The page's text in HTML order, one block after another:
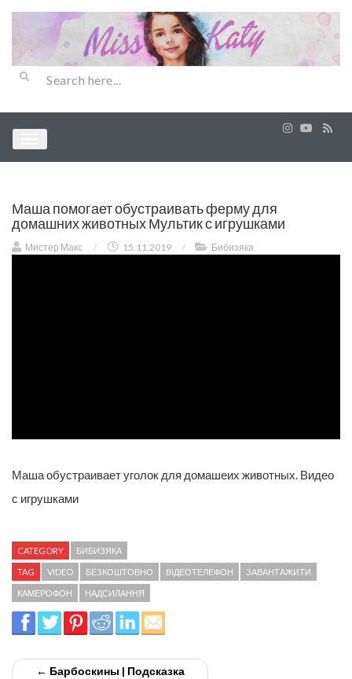
Маша помогает обустраивать ферму для
домашних животных Мультик с игрушками
Мистер Макс / 15.11.2019 / Бибизяка
Маша обустраивает уголок для домашеих животных. Видео
с игрушками
CATEGORY БИБИЗЯКА
TAG VIDEO БЕЗКОШТОВНО ВІДЕОТЕЛЕФОН ЗАВАНТАЖИТИ
КАМЕРОФОН НАДСИЛАННЯ
← Барбоскины | Подсказка